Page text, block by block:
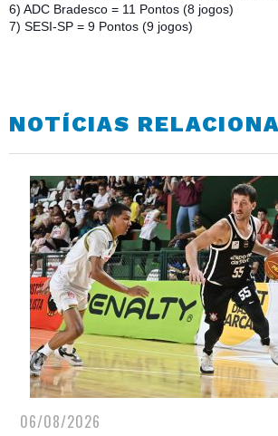
6) ADC Bradesco = 11 Pontos (8 jogos)
7) SESI-SP = 9 Pontos (9 jogos)
NOTÍCIAS
06/08/2026